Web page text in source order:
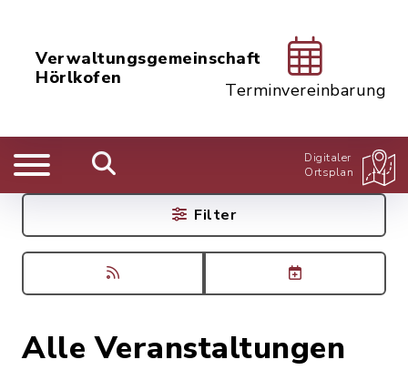
Verwaltungsgemeinschaft
Hörlkofen
Terminvereinbarung
Digitaler
Ortsplan
Alle Veranstaltungen
Filter